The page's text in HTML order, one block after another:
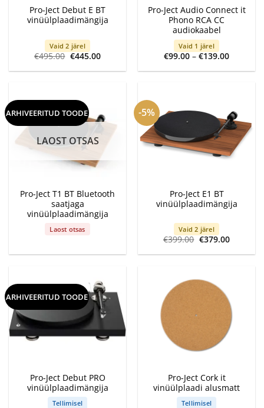
Pro-Ject Debut E BT
vinüülplaadimängija
Vaid 2 järel
€495.00 Algne
hind
oli:
€445.00Current
is:
Pro-Ject Audio Connect it
Phono RCA CC
audiokaabel
Vaid 1 järel
€99.00 – €139.00Price
€99.00
ARHIVEERITUD TOODE
LAOST OTSAS
Pro-Ject T1 BT Bluetooth
saatjaga
vinüülplaadimängija
Laost otsas
-5%
Pro-Ject E1 BT
vinüülplaadimängija
Vaid 2 järel
€399.00 Algne
oli:
€379.00Current
is:
ARHIVEERITUD TOODE
Pro-Ject Debut PRO
vinüülplaadimängija
Tellimisel
Pro-Ject Cork it
vinüülplaadi alusmatt
Tellimisel